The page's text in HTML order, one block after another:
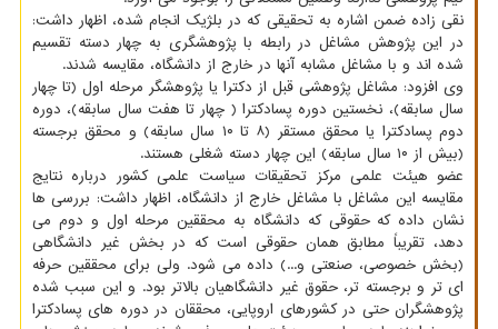
نقی زاده ضمن اشاره به تحقیقی که در بلژیک انجام شده، اظهار داشت:
در این پژوهش مشاغل در رابطه با پژوهشگری به چهار دسته تقسیم
شده اند و با مشاغل مشابه آنها در خارج از دانشگاه، مقایسه شدند.
وی افزود: مشاغل پژوهشی قبل از دکترا یا پژوهشگر مرحله اول (تا چهار
سال سابقه)، نخستین دوره پسادکترا ( چهار تا هفت سال سابقه)، دوره
دوم پسادکترا یا محقق مستقر (۸ تا ۱۰ سال سابقه) و محقق برجسته
(بیش از ۱۰ سال سابقه) این چهار دسته شغلی هستند.
عضو هیئت علمی مرکز تحقیقات سیاست علمی کشور درباره نتایج
مقایسه این مشاغل با مشاغل خارج از دانشگاه، اظهار داشت: بررسی ها
نشان داده که حقوقی که دانشگاه به محققین مرحله اول و دوم می
دهد، تقریباً مطابق همان حقوقی است که در بخش غیر دانشگاهی
(بخش خصوصی، صنعتی و...) داده می شود. ولی برای محققین حرفه
ای تر و برجسته تر، حقوق غیر دانشگاهیان بالاتر بود. و این سبب شده
پژوهشگران حتی در کشورهای اروپایی، محققان در دوره های پسادکترا